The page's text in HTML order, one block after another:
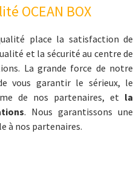
sport
extrême
nautiques
prestige
surf
kite surf
OCEAN BOX
place la satisfaction de
et la sécurité au centre de
La grande force de notre
vous garantir le sérieux, le
de nos partenaires, et la
. Nous garantissons une
à nos partenaires.